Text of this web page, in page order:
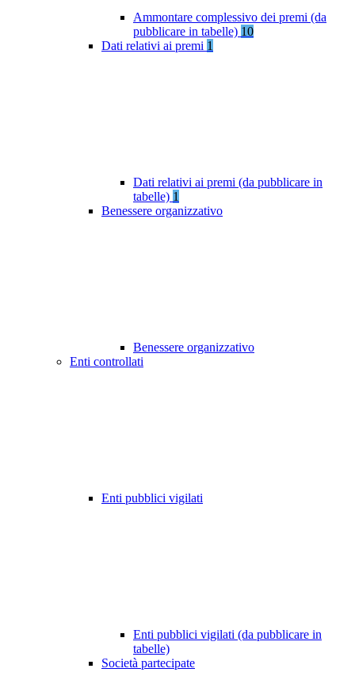
Ammontare complessivo dei premi (da
pubblicare in tabelle) 10
Dati relativi ai premi 1
Dati relativi ai premi (da pubblicare in
tabelle) 1
Benessere organizzativo
Benessere organizzativo
Enti controllati
Enti pubblici vigilati
Enti pubblici vigilati (da pubblicare in
tabelle)
Società partecipate